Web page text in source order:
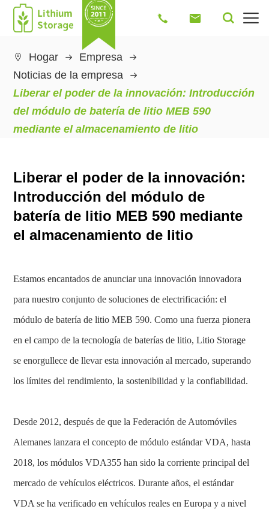
   
 Hogar
Empresa
Noticias de la empresa
Liberar el poder de la innovación: Introducción
del módulo de batería de litio MEB 590
mediante el almacenamiento de litio
Liberar el poder de la innovación:
Introducción del módulo de
batería de litio MEB 590 mediante
el almacenamiento de litio
Estamos encantados de anunciar una innovación innovadora
para nuestro conjunto de soluciones de electrificación: el
módulo de batería de litio MEB 590. Como una fuerza pionera
en el campo de la tecnología de baterías de litio, Litio Storage
se enorgullece de llevar esta innovación al mercado, superando
los límites del rendimiento, la sostenibilidad y la confiabilidad.
Desde 2012, después de que la Federación de Automóviles
Alemanes lanzara el concepto de módulo estándar VDA, hasta
2018, los módulos VDA355 han sido la corriente principal del
mercado de vehículos eléctricos. Durante años, el estándar
VDA se ha verificado en vehículos reales en Europa y a nivel